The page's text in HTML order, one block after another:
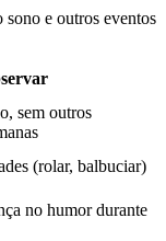
sono e outros eventos
sem outros
(rolar, balbuciar)
no humor durante